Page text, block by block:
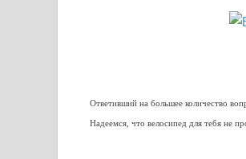
Ответивший на большее количество
Надеемся, что велосипед для тебя не